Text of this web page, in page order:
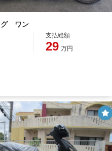
グ ワン
支払総額
29 万円